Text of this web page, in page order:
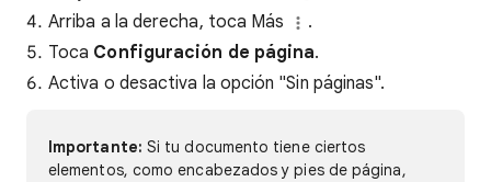
Arriba a la derecha, toca Más
.
Toca Configuración de página.
Activa o desactiva la opción "Sin páginas".
Importante: Si tu documento tiene ciertos
elementos, como encabezados y pies de página,